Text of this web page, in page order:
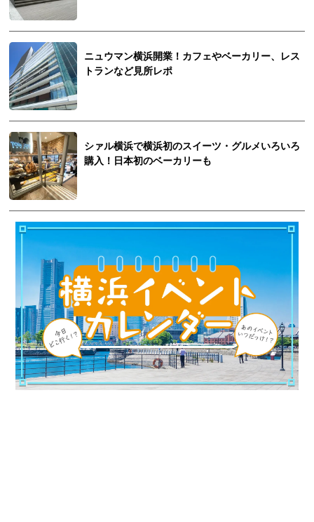
ニュウマン横浜開業！カフェやベーカリー、レス
トランなど見所レポ
シァル横浜で横浜初のスイーツ・グルメいろいろ
購入！日本初のベーカリーも